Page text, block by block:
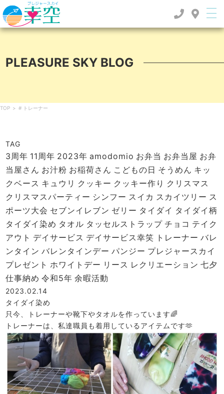
PLEASURE SKY BLOG
TOP > # トレーナー
TAG
3周年 11周年 2023年 amodomio お弁当 お弁当屋 お弁
当屋さん お汁粉 お稲荷さん こどもの日 そうめん キッ
クベース キュウリ クッキー クッキー作り クリスマス
クリスマスパーティー シンフー スイカ スカイツリー ス
ポーツ大会 セブンイレブン ゼリー タイダイ タイダイ柄
タイダイ染め タオル タッセルストラップ チョコ テイク
アウト デイサービス デイサービス幸笑 トレーナー バレ
ンタイン バレンタインデー パンジー プレジャースカイ
プレゼント ホワイトデー リース レクリエーション 七夕
仕事納め 令和5年 余暇活動
2023.02.14
タイダイ染め
只今、トレーナーや靴下やタオルを作っています🌈
トレーナーは、私達職員も着用しているアイテムです🫶